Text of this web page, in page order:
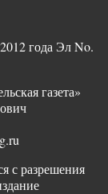
года Эл No.
газета»
с разрешения